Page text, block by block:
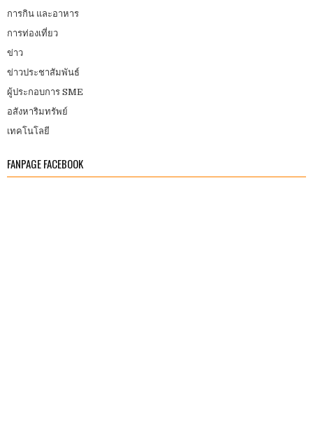
การกิน และอาหาร
การท่องเที่ยว
ข่าว
ข่าวประชาสัมพันธ์
ผู้ประกอบการ SME
อสังหาริมทรัพย์
เทคโนโลยี
FANPAGE FACEBOOK